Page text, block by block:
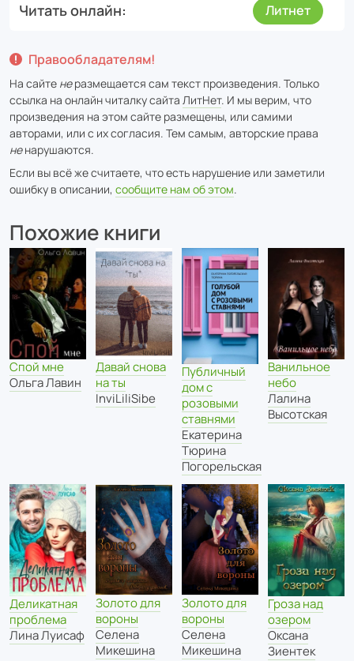
Читать онлайн Литнет
Правообладателям!
На сайте неразмещается сам текст произведения. Только
ссылка на онлайн читалку сайта ЛитНет. И мы верим, что
произведения на этом сайте размещены, или самими
авторами, или с их согласия. Тем самым, авторские права
ненарушаются.
Если вы всё же считаете, что есть нарушение или заметили
ошибку в описании, сообщите нам об этом.
Похожие книги
Спой мне
Ольга Лавин
Давай снова
на ты
InviLiliSibe
Публичный
дом с
розовыми
ставнями
Екатерина
Тюрина
Погорельская
Ванильное
небо
Лалина
Высотская
Деликатная
проблема
Лина Луисаф
Золото для
вороны
Селена
Микешина
Золото для
вороны
Селена
Микешина
Гроза над
озером
Оксана
Зиентек